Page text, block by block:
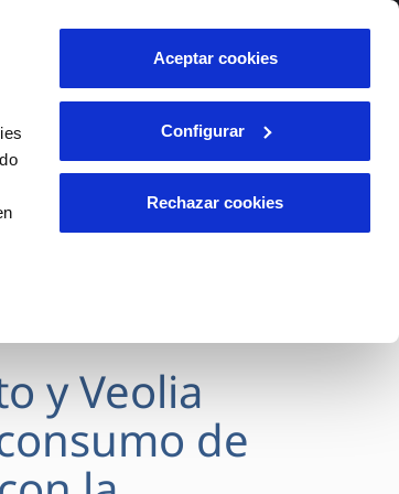
Aceptar cookies
Configurar
Rechazar cookies
INCIDENCIAS
Comunica anomalías o posibles
Área de clientes
y Veolia
de